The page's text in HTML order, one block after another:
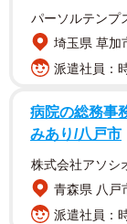
そんなエピソー
で、情感あふれ
色🎵素晴らしい
い…イケじいや
そうです」と絶
した。ピアノを
と着こなしもお
て、御年85歳と
パーソルテンプ
埼玉県 草加
派遣社員：
病院の総務事
みあり/八戸市
株式会社アソシ
青森県 八戸
派遣社員：